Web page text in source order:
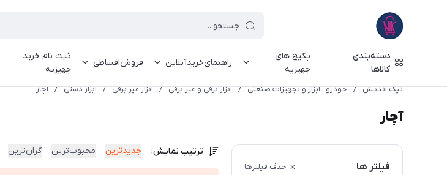
دسته‌بندی
کالاها
پکیج های
جهیزیه
راهنمای‌خرید‌آنلاین فروش‌اقساطی
ثبت نام خرید
جهیزیه
نیک اندیش / خودرو ، ابزار و تجهیزات صنعتی / ابزار برقی و غیر برقی / ابزار غیر برقی / ابزار دستی / آچار
آچار
فیلتر ها حذف فیلترها
ترتیب نمایش: جدیدترین محبوب‌ترین گران‌ترین